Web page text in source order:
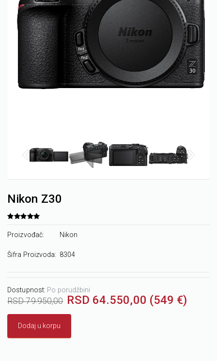
Nikon Z30
Proizvođač: Nikon
Šifra Proizvoda: 8304
Dostupnost: Po porudžbini
RSD 79.950,00 RSD 64.550,00 (549 €)
Dodaj u korpu